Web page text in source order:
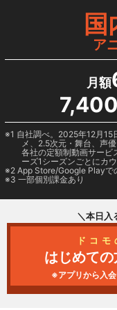
ア
月額
1 自社調べ。2025年12月15
メ、2.5次元・舞台、声
各社の定額制動画サービ
ーズ1シーズンごとにカウ
2 App Store/Google Playで
3 一部個別課金あり
＼本日入
ドコ
はじめて
※アプリから入